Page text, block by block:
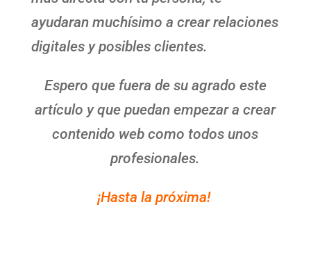
ayudaran muchísimo a crear relaciones
digitales y posibles clientes.
Espero que fuera de su agrado este
artículo y que puedan empezar a crear
contenido web como todos unos
profesionales.
¡Hasta la próxima!